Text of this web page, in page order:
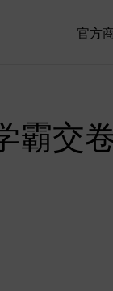
官方
霸交